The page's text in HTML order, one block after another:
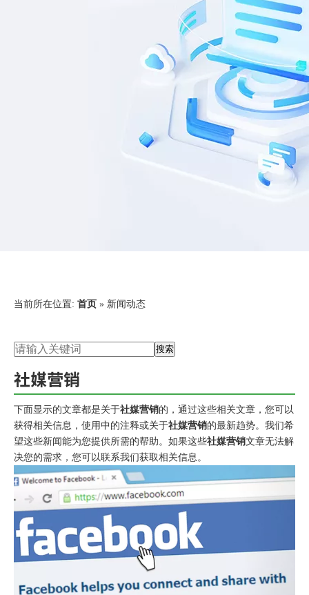
当前所在位置: 首页 » 新闻动态
搜索
社媒营销
下面显示的文章都是关于社媒营销的，通过这些相关文章，您可以
获得相关信息，使用中的注释或关于社媒营销的最新趋势。我们希
望这些新闻能为您提供所需的帮助。如果这些社媒营销文章无法解
决您的需求，您可以联系我们获取相关信息。